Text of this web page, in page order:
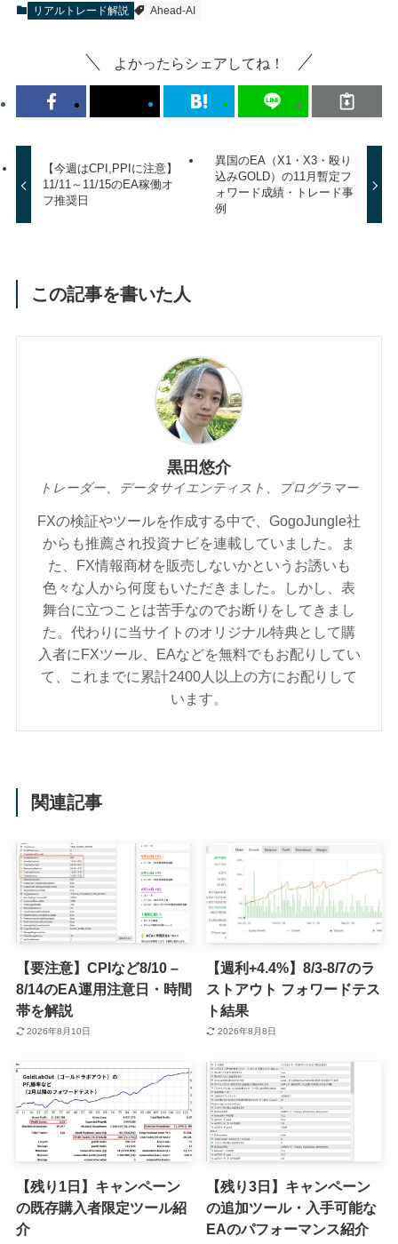
リアルトレード解説 Ahead-AI
よかったらシェアしてね！
【今週はCPI,PPIに注意】
11/11～11/15のEA稼働オ
フ推奨日
異国のEA（X1・X3・殴り
込みGOLD）の11月暫定フ
ォワード成績・トレード事
例
この記事を書いた人
黒田悠介
トレーダー、データサイエンティスト、プログラマー
FXの検証やツールを作成する中で、GogoJungle社
からも推薦され投資ナビを連載していました。ま
た、FX情報商材を販売しないかというお誘いも
色々な人から何度もいただきました。しかし、表
舞台に立つことは苦手なのでお断りをしてきまし
た。代わりに当サイトのオリジナル特典として購
入者にFXツール、EAなどを無料でもお配りしてい
て、これまでに累計2400人以上の方にお配りして
います。
関連記事
【要注意】CPIなど8/10 –
8/14のEA運用注意日・時間
帯を解説
2026年8月10日
【週利+4.4%】8/3-8/7のラ
ストアウト フォワードテス
ト結果
2026年8月8日
【残り1日】キャンペーン
の既存購入者限定ツール紹
介
【残り3日】キャンペーン
の追加ツール・入手可能な
EAのパフォーマンス紹介